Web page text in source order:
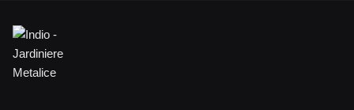
Delimitatoare gazon
103,00lei